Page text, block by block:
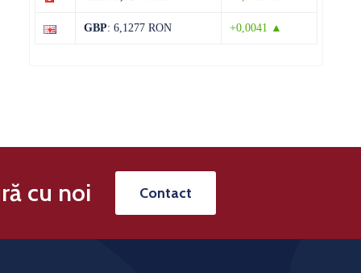
GBP: 6,1277 RON +0,0041 ▲
cu noi Contact